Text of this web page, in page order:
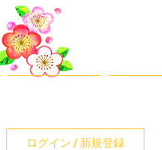
ログイン / 新規登録